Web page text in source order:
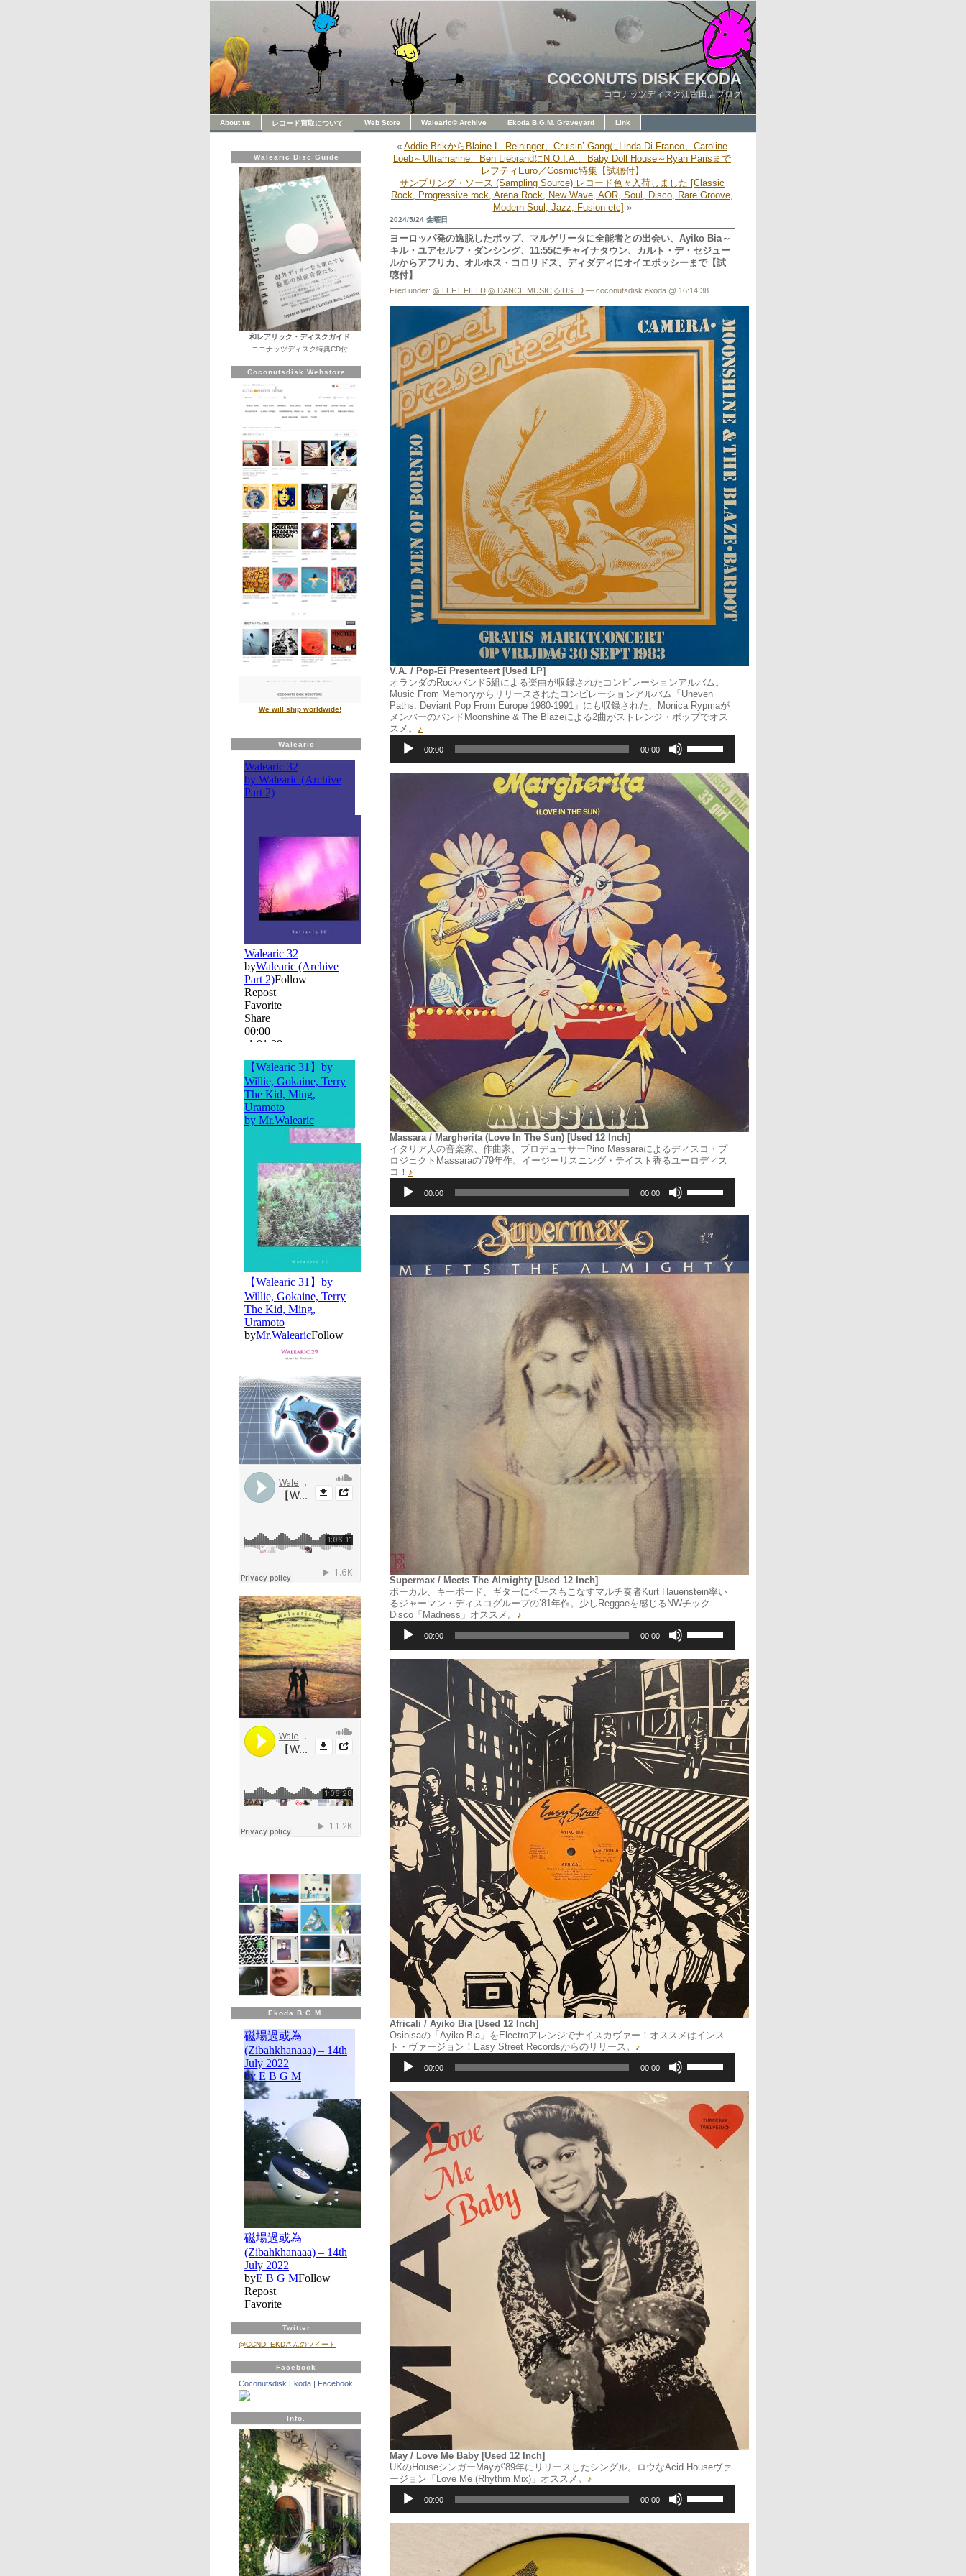
COCONUTS DISK EKODA
ココナッツディスク江古田店ブログ
About us レコード買取について Web Store Walearic© Archive Ekoda B.G.M. Graveyard Link
« Addie BrikからBlaine L. Reininger、Cruisin’ GangにLinda Di Franco、Caroline
Loeb～Ultramarine、Ben LiebrandにN.O.I.A.、Baby Doll House～Ryan Parisまで
レフティEuro／Cosmic特集【試聴付】
サンプリング・ソース (Sampling Source) レコード色々入荷しました [Classic
Rock, Progressive rock, Arena Rock, New Wave, AOR, Soul, Disco, Rare Groove,
Modern Soul, Jazz, Fusion etc] »
2024/5/24 金曜日
ヨーロッパ発の逸脱したポップ、マルゲリータに全能者との出会い、Ayiko Bia～
キル・ユアセルフ・ダンシング、11:55にチャイナタウン、カルト・デ・セジュー
ルからアフリカ、オルホス・コロリドス、ディダディにオイエボッシーまで【試
聴付】
Filed under: ◎ LEFT FIELD ◎ DANCE MUSIC ◇ USED — coconutsdisk ekoda @ 16:14:38
V.A. / Pop-Ei Presenteert [Used LP]
オランダのRockバンド5組による楽曲が収録されたコンピレーションアルバム。
Music From Memoryからリリースされたコンピレーションアルバム「Uneven
Paths: Deviant Pop From Europe 1980-1991」にも収録された、Monica Rypmaが
メンバーのバンドMoonshine & The Blazeによる2曲がストレンジ・ポップでオス
スメ。 ♪
プ
レ
00:00 00:00
リ
ュ
ー
ム
調
に
て
く
だ
さ
い。
Massara / Margherita (Love In The Sun) [Used 12 Inch]
イタリア人の音楽家、作曲家、プロデューサーPino Massaraによるディスコ・プ
ロジェクトMassaraの’79年作。イージーリスニング・テイスト香るユーロディス
コ！ ♪
プ
レ
ヤ
00:00 00:00
リ
ュ
ー
に
は
ー
を
使
っ
て
く
だ
さ
い。
Supermax / Meets The Almighty [Used 12 Inch]
ボーカル、キーボード、ギターにベースもこなすマルチ奏者Kurt Hauenstein率い
るジャーマン・ディスコグループの’81年作。少しReggaeを感じるNWチック
Disco「Madness」オススメ。 ♪
プ
レ
ー
00:00 00:00
リ
ュ
ー
に
は
上
下
矢
印
キ
ー
を
使
っ
て
く
だ
さ
い。
Africali / Ayiko Bia [Used 12 Inch]
Osibisaの「Ayiko Bia」をElectroアレンジでナイスカヴァー！オススメはインス
ト・ヴァージョン！Easy Street Recordsからのリリース。 ♪
プ
レ
ー
ヤ
ー
00:00 00:00
リ
ュ
ー
ム
調
節
ー
を
使
っ
て
く
だ
さ
い。
May / Love Me Baby [Used 12 Inch]
UKのHouseシンガーMayが’89年にリリースしたシングル。ロウなAcid Houseヴァ
ージョン「Love Me (Rhythm Mix)」オススメ。 ♪
プ
レ
00:00 00:00
リ
ュ
ー
Walearic Disc Guide
和レアリック・ディスクガイド
ココナッツディスク特典CD付
Coconutsdisk Webstore
We will ship worldwide!
Walearic
Ekoda B.G.M.
Twitter
@CCND_EKDさんのツイート
Facebook
Coconutsdisk Ekoda | Facebook
Info.